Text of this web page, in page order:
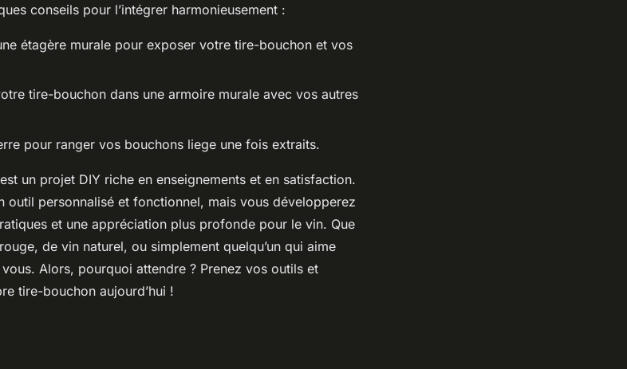
conseils pour l’intégrer harmonieusement :
étagère murale pour exposer votre tire-bouchon et vos
tire-bouchon dans une armoire murale avec vos autres
pour ranger vos bouchons liege une fois extraits.
un projet DIY riche en enseignements et en satisfaction.
outil personnalisé et fonctionnel, mais vous développerez
et une appréciation plus profonde pour le vin. Que
de vin naturel, ou simplement quelqu’un qui aime
Alors, pourquoi attendre ? Prenez vos outils et
tire-bouchon aujourd’hui !